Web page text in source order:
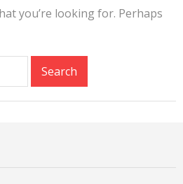
you’re looking for. Perhaps